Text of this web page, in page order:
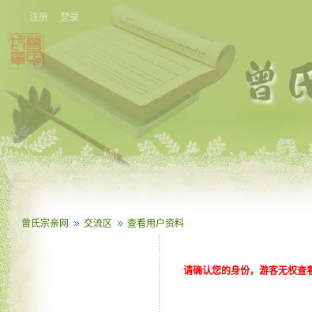
注册 登录
曾氏宗亲网 交流区 查看用户资料
请确认您的身份，游客无权查